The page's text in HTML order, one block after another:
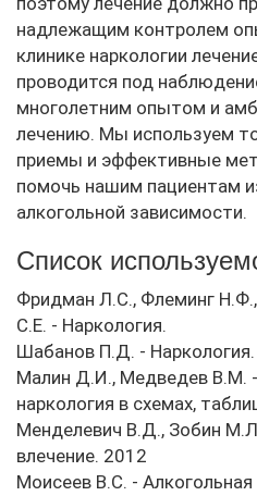
надлежащим контролем
клинике наркологии
проводится под
многолетним опытом и
лечению. Мы используем
приемы и эффективные
помочь нашим пациентам
алкогольной зависимости.
Список
Фридман Л.С., Флеминг
С.Е. - Наркология.
Шабанов П.Д. -
Малин Д.И., Медведев В.М. -
наркология в схемах,
Менделевич В.Д., Зобин
влечение. 2012
Моисеев В.С. -